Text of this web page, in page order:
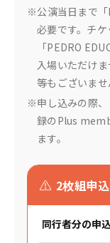
※公演当日まで「
必要です。チ
「PEDRO
入場いただけ
等もございませ
※申し込みの際、
録のPlus
ます。
2枚組申
同行者分の申